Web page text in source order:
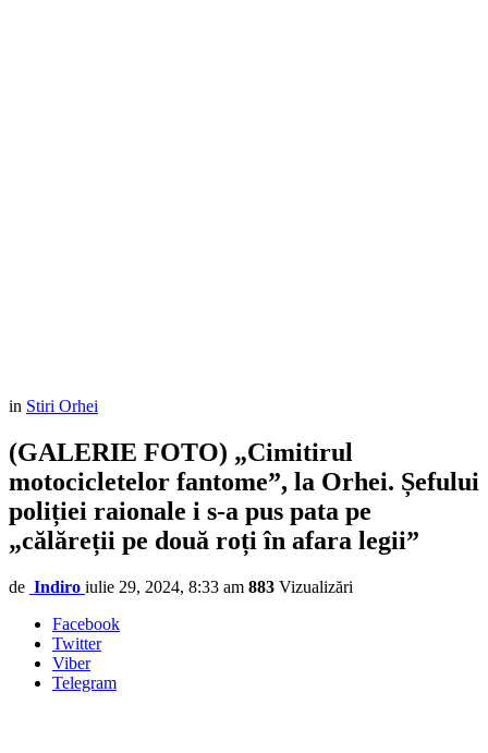
in Stiri Orhei
(GALERIE FOTO) „Cimitirul
motocicletelor fantome”, la Orhei. Șefului
poliției raionale i s-a pus pata pe
„călăreții pe două roți în afara legii”
de Indiro iulie 29, 2024, 8:33 am 883 Vizualizări
Facebook
Twitter
Viber
Telegram